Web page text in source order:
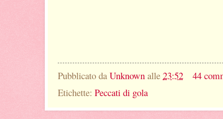
Pubblicato da Unknown alle 23:52
44
Etichette: Peccati di gola